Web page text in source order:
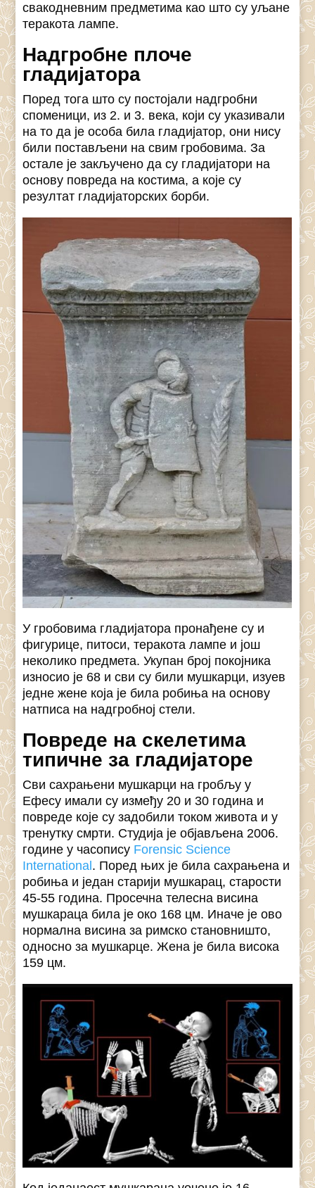
свакодневним предметима као што су уљане
теракота лампе.
Надгробне плоче
гладијатора
Поред тога што су постојали надгробни
споменици, из 2. и 3. века, који су указивали
на то да је особа била гладијатор, они нису
били постављени на свим гробовима. За
остале је закључено да су гладијатори на
основу повреда на костима, а које су
резултат гладијаторских борби.
У гробовима гладијатора пронађене су и
фигурице, питоси, теракота лампе и још
неколико предмета. Укупан број покојника
износио је 68 и сви су били мушкарци, изуев
једне жене која је била робиња на основу
натписа на надгробној стели.
Повреде на скелетима
типичне за гладијаторе
Сви сахрањени мушкарци на гробљу у
Ефесу имали су између 20 и 30 година и
повреде које су задобили током живота и у
тренутку смрти. Студија је објављена 2006.
године у часопису Forensic Science
International . Поред њих је била сахрањена и
робиња и један старији мушкарац, старости
45-55 година. Просечна телесна висина
мушкараца била је око 168 цм. Иначе је ово
нормална висина за римско становништо,
односно за мушкарце. Жена је била висока
159 цм.